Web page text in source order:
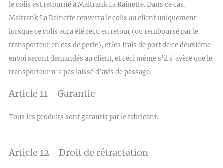
le colis est retourné à Maitrank La Rainette. Dans ce cas,
Maitrank La Rainette renverra le colis au client uniquement
lorsque ce colis aura été reçu en retour (ou remboursé par le
transporteur en cas de perte), et les frais de port de ce deuxième
envoi seront demandés au client, et ceci même s'il s'avère que le
transporteur n'a pas laissé d'avis de passage.
Article 11 - Garantie
Tous les produits sont garantis par le fabricant.
Article 12 - Droit de rétractation